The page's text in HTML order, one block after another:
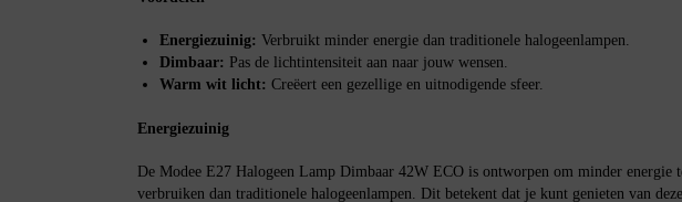
Energiezuinig: Verbruikt minder energie dan traditionele halogeenlampen.
Dimbaar: Pas de lichtintensiteit aan naar jouw wensen.
Warm wit licht: Creëert een gezellige en uitnodigende sfeer.
Energiezuinig
De Modee E27 Halogeen Lamp Dimbaar 42W ECO is ontworpen om minder energie
verbruiken dan traditionele halogeenlampen. Dit betekent dat je kunt genieten van